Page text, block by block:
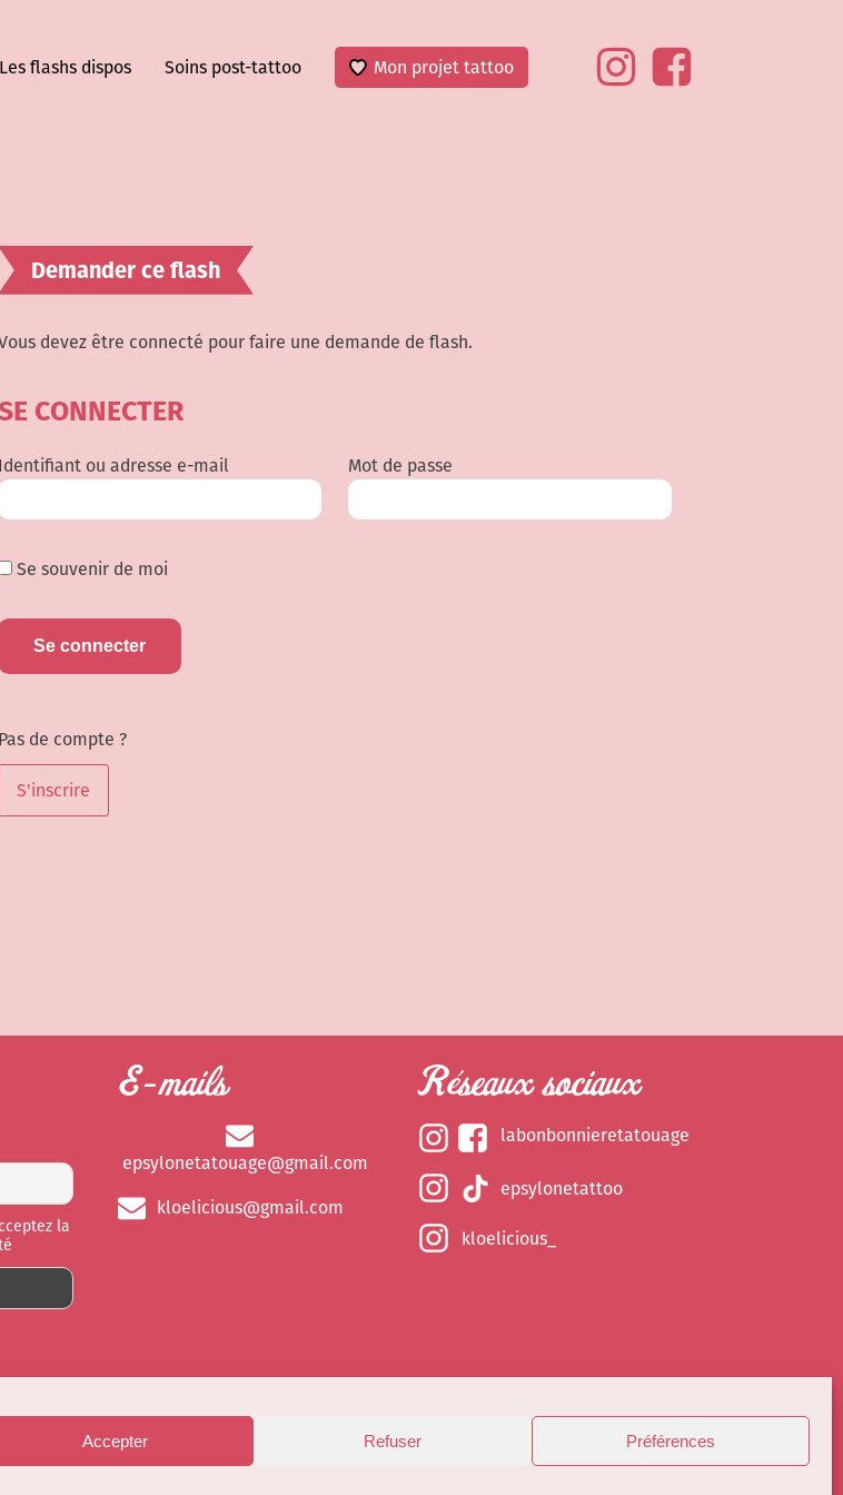
Accepter Refuser Préférences
Les flashs dispos Soins post-tattoo Mon projet tattoo
Demander ce flash
devez être connecté pour faire une demande de flash.
CONNECTER
Identifiant ou adresse e-mail Mot de passe
Se souvenir de moi
Pas de compte ?
S'inscrire
la
E-mails
epsylonetatouage@gmail.com
kloelicious@gmail.com
Réseaux sociaux
labonbonnieretatouage
epsylonetattoo
kloelicious_